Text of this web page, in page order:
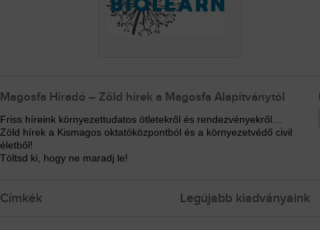
Magosfa Híradó – Zöld hírek a Magosfa Alapítványtól
Friss híreink környezettudatos ötletekről és rendezvényekről…
Zöld hírek a Kismagos oktatóközpontból és a környezetvédő civil
életből!
Töltsd ki, hogy ne maradj le!
Címkék Legújabb kiadványaink